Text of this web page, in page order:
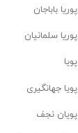
پوریا باباجان
پوریا سلمانیان
پویا
پویا جهانگیری
پویان نجف